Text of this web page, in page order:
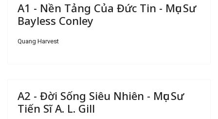
A1 - Nền Tảng Của Đức Tin - Mục Sư
Bayless Conley
Quang Harvest
A2 - Đời Sống Siêu Nhiên - Mục Sư
Tiến Sĩ A. L. Gill